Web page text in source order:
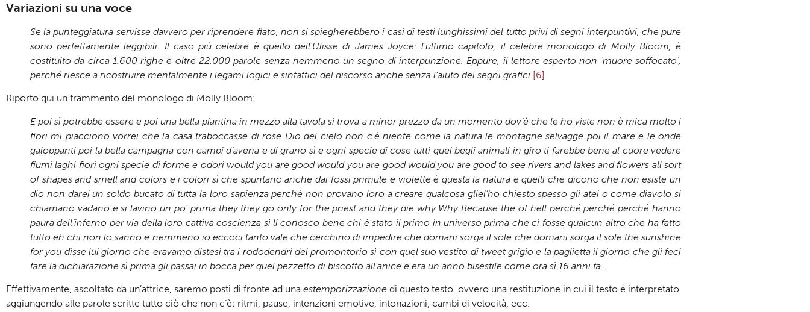
Variazioni su una voce
Se la punteggiatura servisse davvero per riprendere fiato, non si spiegherebbero i casi di testi lunghissimi del tutto privi di segni interpuntivi, che pure
sono perfettamente leggibili. Il caso più celebre è quello dell’Ulisse di James Joyce: l’ultimo capitolo, il celebre monologo di Molly Bloom, è
costituito da circa 1.600 righe e oltre 22.000 parole senza nemmeno un segno di interpunzione. Eppure, il lettore esperto non ‘muore soffocato’,
perché riesce a ricostruire mentalmente i legami logici e sintattici del discorso anche senza l’aiuto dei segni grafici.[6]
Riporto qui un frammento del monologo di Molly Bloom:
E poi sì potrebbe essere e poi una bella piantina in mezzo alla tavola si trova a minor prezzo da un momento dov’è che le ho viste non è mica molto i
fiori mi piacciono vorrei che la casa traboccasse di rose Dio del cielo non c’è niente come la natura le montagne selvagge poi il mare e le onde
galoppanti poi la bella campagna con campi d’avena e di grano sì e ogni specie di cose tutti quei begli animali in giro ti farebbe bene al cuore vedere
fiumi laghi fiori ogni specie di forme e odori would you are good would you are good would you are good to see rivers and lakes and flowers all sort
of shapes and smell and colors e i colori sì che spuntano anche dai fossi primule e violette è questa la natura e quelli che dicono che non esiste un
dio non darei un soldo bucato di tutta la loro sapienza perché non provano loro a creare qualcosa gliel’ho chiesto spesso gli atei o come diavolo si
chiamano vadano e si lavino un po’ prima they they go only for the priest and they die why Why Because the of hell perché perché perché hanno
paura dell’inferno per via della loro cattiva coscienza sì li conosco bene chi è stato il primo in universo prima che ci fosse qualcun altro che ha fatto
tutto eh chi non lo sanno e nemmeno io eccoci tanto vale che cerchino di impedire che domani sorga il sole che domani sorga il sole the sunshine
for you disse lui giorno che eravamo distesi tra i rododendri del promontorio sì con quel suo vestito di tweet grigio e la paglietta il giorno che gli feci
fare la dichiarazione sì prima gli passai in bocca per quel pezzetto di biscotto all’anice e era un anno bisestile come ora sì 16 anni fa…
Effettivamente, ascoltato da un’attrice, saremo posti di fronte ad una estemporizzazione di questo testo, ovvero una restituzione in cui il testo è interpretato
aggiungendo alle parole scritte tutto ciò che non c’è: ritmi, pause, intenzioni emotive, intonazioni, cambi di velocità, ecc.